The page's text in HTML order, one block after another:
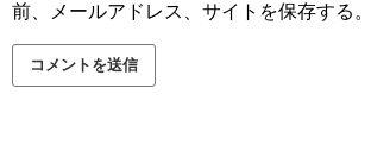
前、メールアドレス、サイトを保存する。